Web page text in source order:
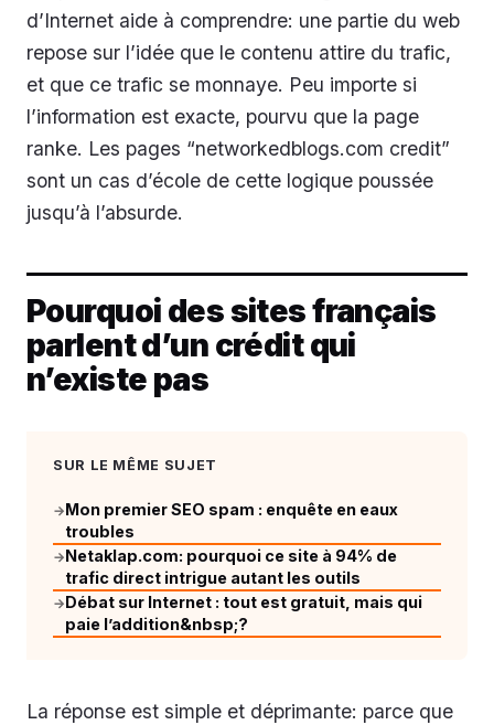
d’Internet aide à comprendre: une partie du web
repose sur l’idée que le contenu attire du trafic,
et que ce trafic se monnaye. Peu importe si
l’information est exacte, pourvu que la page
ranke. Les pages “networkedblogs.com credit”
sont un cas d’école de cette logique poussée
jusqu’à l’absurde.
Pourquoi des sites français
parlent d’un crédit qui
n’existe pas
SUR LE MÊME SUJET
→Mon premier SEO spam : enquête en eaux
troubles
→Netaklap.com: pourquoi ce site à 94% de
trafic direct intrigue autant les outils
→Débat sur Internet : tout est gratuit, mais qui
paie l’addition&nbsp;?
La réponse est simple et déprimante: parce que